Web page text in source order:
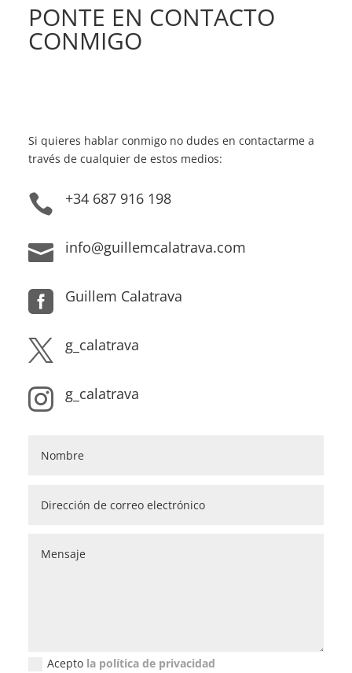
PONTE EN CONTACTO
CONMIGO
Si quieres hablar conmigo no dudes en contactarme a
través de cualquier de estos medios:
 +34 687 916 198
 info@guillemcalatrava.com
 Guillem Calatrava
 g_calatrava
 g_calatrava
Acepto la política de privacidad